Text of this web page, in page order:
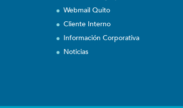
Webmail Quito
Cliente Interno
Información Corporativa
Noticias